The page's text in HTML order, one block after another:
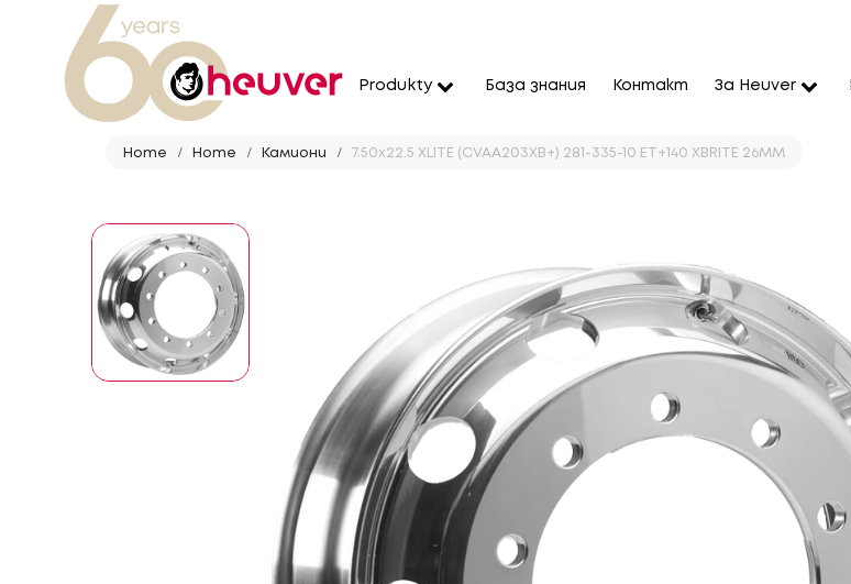
Produkty База знания Контакт За Heuver
Home Home Камиони 7.50x22.5 XLITE (CVAA203XB+) 281-335-10 ET+140 XBRITE 26MM